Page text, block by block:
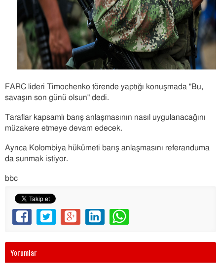
FARC lideri Timochenko törende yaptığı konuşmada "Bu,
savaşın son günü olsun" dedi.
Taraflar kapsamlı barış anlaşmasının nasıl uygulanacağını
müzakere etmeye devam edecek.
Ayrıca Kolombiya hükümeti barış anlaşmasını referanduma
da sunmak istiyor.
bbc
Yorumlar